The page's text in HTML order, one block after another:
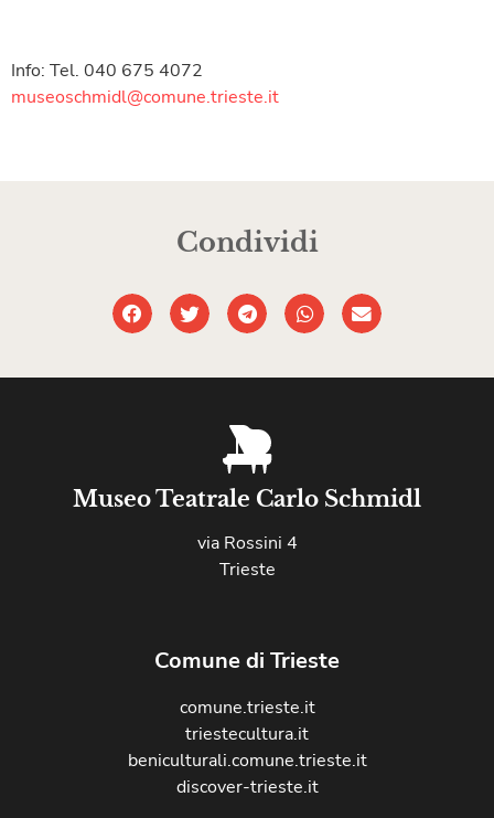
Info: Tel. 040 675 4072
museoschmidl@comune.trieste.it
Condividi
Museo Teatrale Carlo Schmidl
via Rossini 4
Trieste
Comune di Trieste
comune.trieste.it
triestecultura.it
beniculturali.comune.trieste.it
discover-trieste.it